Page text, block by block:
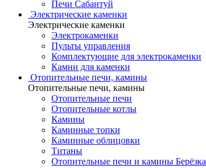
Печи Сабантуй
Электрические каменки
Электрические каменки
Электрокаменки
Пульты управления
Комплектующие для электрокаменки
Камни для каменки
Отопительные печи, камины
Отопительные печи, камины
Отопительные печи
Отопительные котлы
Камины
Каминные топки
Каминные облицовки
Титаны
Отопительные печи и камины Берёзка